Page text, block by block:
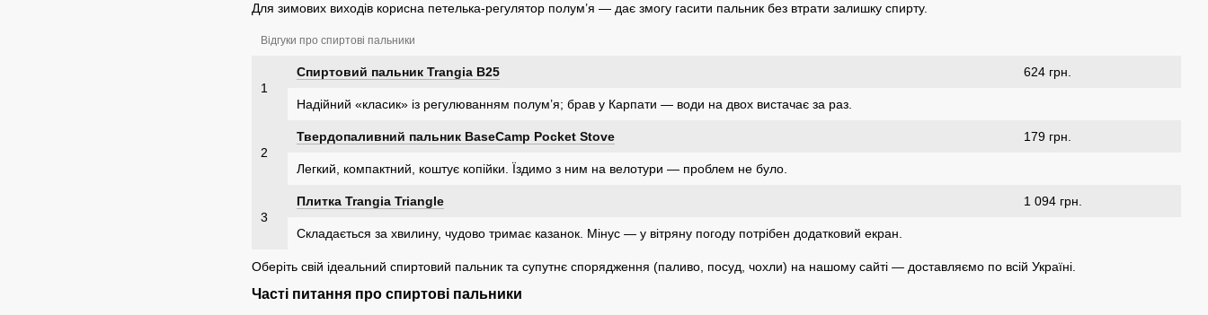
Для зимових виходів корисна петелька-регулятор полум’я — дає змогу гасити пальник без втрати залишку спирту.
Відгуки про спиртові пальники
1
Спиртовий пальник Trangia B25 624 грн.
Надійний «класик» із регулюванням полум’я; брав у Карпати — води на двох вистачає за раз.
2
Твердопаливний пальник BaseCamp Pocket Stove 179 грн.
Легкий, компактний, коштує копійки. Їздимо з ним на велотури — проблем не було.
3
Плитка Trangia Triangle 1 094 грн.
Складається за хвилину, чудово тримає казанок. Мінус — у вітряну погоду потрібен додатковий екран.
Оберіть свій ідеальний спиртовий пальник та супутнє спорядження (паливо, посуд, чохли) на нашому сайті — доставляємо по всій Україні.
Часті питання про спиртові пальники